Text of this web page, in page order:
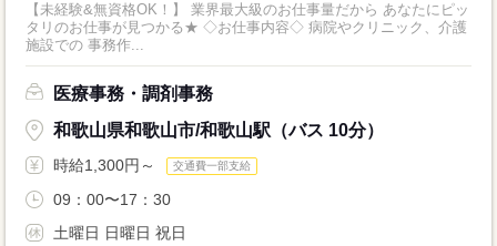
【未経験&無資格OK！】 業界最大級のお仕事量だから あなたにピッ
タリのお仕事が見つかる★ ◇お仕事内容◇ 病院やクリニック、介護
施設での 事務作...
医療事務・調剤事務
和歌山県和歌山市/和歌山駅（バス 10分）
時給1,300円～ 交通費一部支給
09：00〜17：30
土曜日 日曜日 祝日